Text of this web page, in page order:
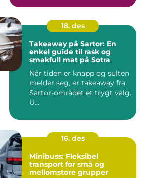
18. des
Takeaway på Sartor: En
enkel guide til rask og
smakfull mat på Sotra
Når tiden er knapp og sulten
melder seg, er takeaway fra
Sartor-området et trygt valg.
U...
16. des
Minibuss: Fleksibel
transport for små og
mellomstore grupper